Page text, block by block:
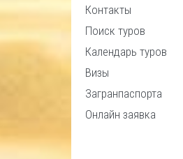
Контакты
Поиск туров
Календарь туров
Визы
Загранпаспорта
Онлайн заявка